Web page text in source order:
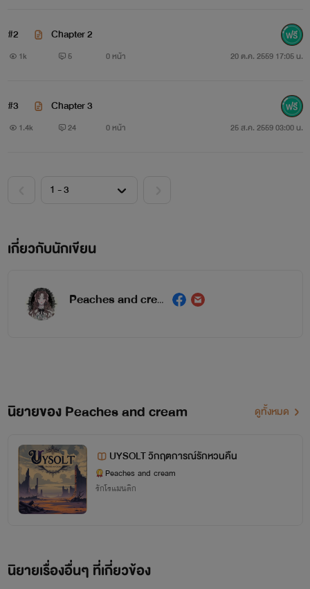
'แวมพ์' ...มาเฟียแห่งแก๊งคาซิบโชล เขาถูกใครบางคนลอบ
ทำร้ายในค่ำคืนหนึ่งขณะเดินทางกลับบ้าน และนั่นก็เป็นจุดเริ่ม
::VAMP::
อีกสิ่งหนึ่ง"
'เฌอรีน' ...หญิงสาวลึกลับที่เข้ามาพัวพันกับคนอันตรายเช่นเขา
"บางครั้ง... ความต้องการบางสิ่งก็อาจทำให้เราเอาความรักเข้า
{KASIBSHOL GANG}
#2 Chapter 2
1k 5 0 หน้า 20 ต.ค. 2559 17:05 น.
#3 Chapter 3
1.4k 24 0 หน้า 25 ส.ค. 2559 03:00 น.
เกี่ยวกับนักเขียน
Peaches and cream
นิยายของ Peaches and cream ดูทั้งหมด
UYSOLT วิกฤตการณ์รักหวนคืน
Peaches and cream
รักโรแมนติก
นิยายเรื่องอื่นๆ ที่เกี่ยวข้อง